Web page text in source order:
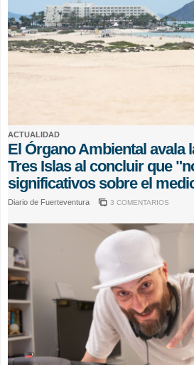
ACTUALIDAD
El Órgano Ambiental avala
Tres Islas al concluir que
significativos sobre el
Diario de Fuerteventura 3 COMENTARIOS